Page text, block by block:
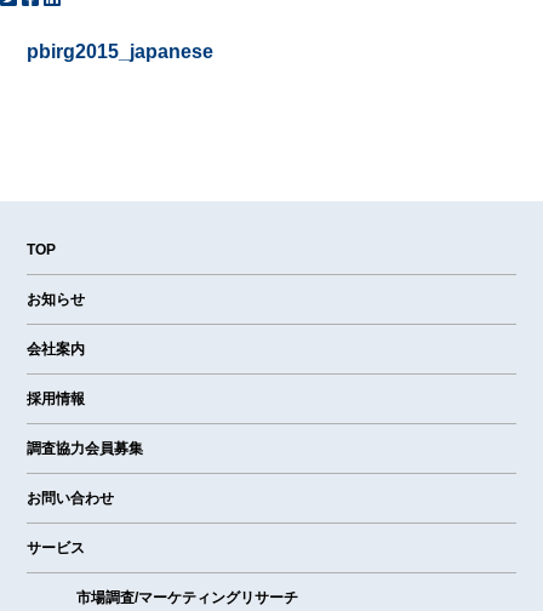
pbirg2015_japanese
TOP
お知らせ
会社案内
採用情報
調査協力会員募集
お問い合わせ
サービス
市場調査/マーケティングリサーチ